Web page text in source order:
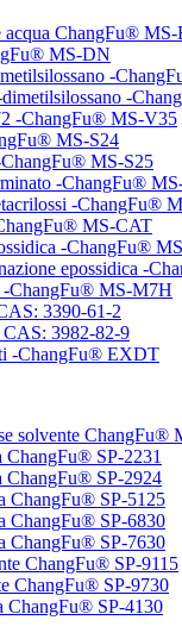
acqua ChangFu® MS-
MS-DN
-
-
-ChangFu® MS-V35
MS-S24
MS-S25
-ChangFu®
-ChangFu®
MS-CAT
-ChangFu®
epossidica -
-ChangFu® MS-M7H
3390-61-2
CAS: 3982-82-9
-ChangFu® EXDT
solvente ChangFu®
ChangFu® SP-2231
ChangFu® SP-2924
ChangFu® SP-5125
ChangFu® SP-6830
ChangFu® SP-7630
ChangFu® SP-9115
ChangFu® SP-9730
ChangFu® SP-4130